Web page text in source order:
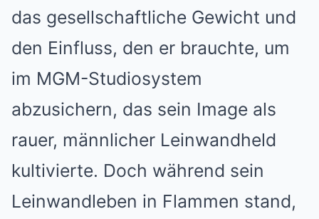
das gesellschaftliche Gewicht und
den Einfluss, den er brauchte, um
im MGM-Studiosystem
abzusichern, das sein Image als
rauer, männlicher Leinwandheld
kultivierte. Doch während sein
Leinwandleben in Flammen stand,